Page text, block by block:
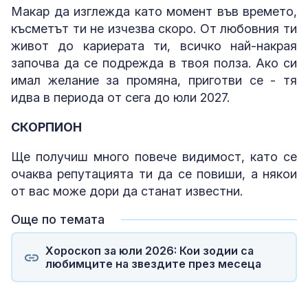
Макар да изглежда като момент във времето,
късметът ти не изчезва скоро. От любовния ти
живот до кариерата ти, всичко най-накрая
започва да се подрежда в твоя полза. Ако си
имал желание за промяна, приготви се - тя
идва в периода от сега до юли 2027.
СКОРПИОН
Ще получиш много повече видимост, като се
очаква репутацията ти да се повиши, а някои
от вас може дори да станат известни.
Още по темата
Хороскоп за юли 2026: Кои зодии са
любимците на звездите през месеца